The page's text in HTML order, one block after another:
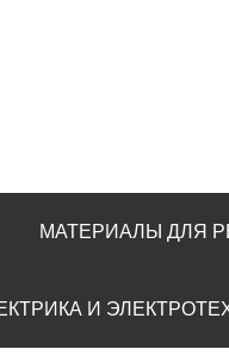
МАТЕРИАЛЫ ДЛЯ
И